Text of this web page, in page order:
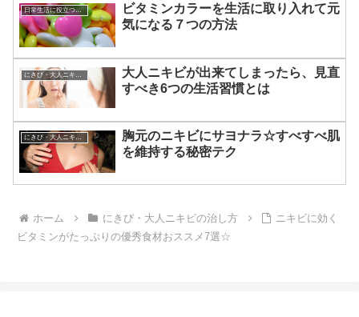
日常生活に役立つあれこれ
ビタミンカラーを生活に取り入れて元
気になる７つの方法
にきび・大人ニキビの治し方
大人ニキビが出来てしまったら、見直
すべき6つの生活習慣とは
にきび・大人ニキビの治し方
胸元のニキビにサヨナラ☆すべすべ肌
を維持する秘密テク
ホーム にきび・大人ニキビの治し方
ニキビに効く
ビタミンがたっぷりの優秀食材おススメ7選☆